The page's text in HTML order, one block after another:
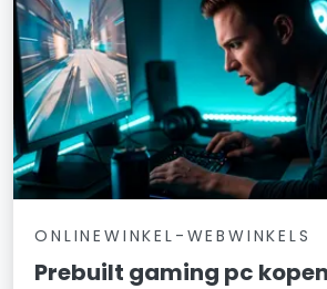
ONLINEWINKEL-WEBWINKELS
Prebuilt gaming pc